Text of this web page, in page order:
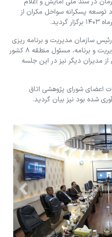
توسعه پسکرانه سواحل مکران از
سازمان مدیریت و برنامه ریزی
استان، مدیر دفتر آمایش سازمان مدیریت و برنامه، مسئول منطقه 8 کشور
مدیران دیگر نیز در این جلسه
اعضای شورای پژوهشی اتاق
شده بود نیز بیان گردید.
بعدی